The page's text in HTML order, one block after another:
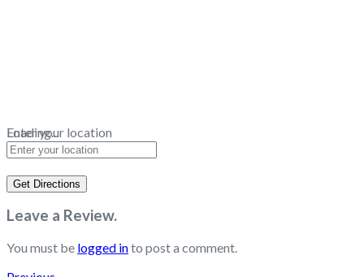
Loading...
Enter your location
Get Directions
Leave a Review.
You must be logged into post a comment.